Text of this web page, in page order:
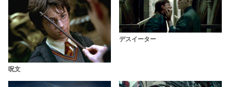
呪文
デスイーター